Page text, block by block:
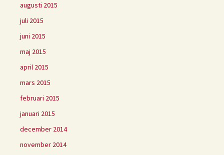
augusti 2015
juli 2015
juni 2015
maj 2015
april 2015
mars 2015
februari 2015
januari 2015
december 2014
november 2014